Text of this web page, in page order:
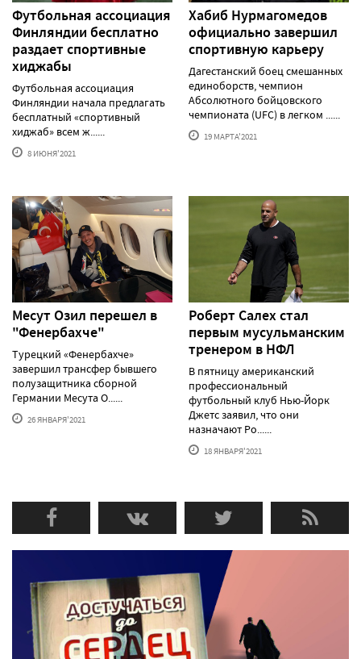
Футбольная ассоциация
Финляндии бесплатно
раздает спортивные
хиджабы
Футбольная ассоциация
Финляндии начала предлагать
бесплатный «спортивный
хиджаб» всем ж......
8 ИЮНЯ'2021
Хабиб Нурмагомедов
официально завершил
спортивную карьеру
Дагестанский боец смешанных
единоборств, чемпион
Абсолютного бойцовского
чемпионата (UFC) в легком ......
19 МАРТА'2021
Месут Озил перешел в
"Фенербахче"
Турецкий «Фенербахче»
завершил трансфер бывшего
полузащитника сборной
Германии Месута О......
26 ЯНВАРЯ'2021
Роберт Салех стал
первым мусульманским
тренером в НФЛ
В пятницу американский
профессиональный
футбольный клуб Нью-Йорк
Джетс заявил, что они
назначают Ро......
18 ЯНВАРЯ'2021